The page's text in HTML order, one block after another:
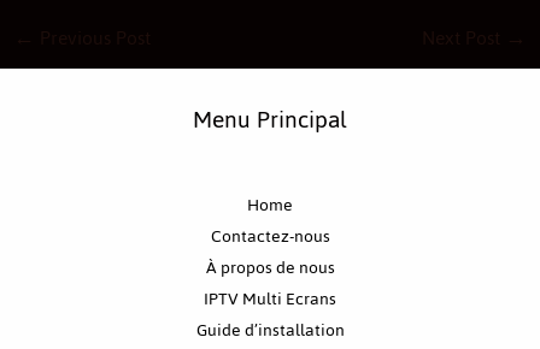
Menu Principal
Home
Contactez-nous
À propos de nous
IPTV Multi Ecrans
Guide d’installation